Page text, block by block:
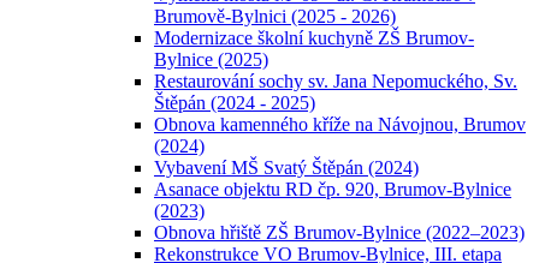
Brumově-Bylnici (2025 - 2026)
Modernizace školní kuchyně ZŠ Brumov-
Bylnice (2025)
Restaurování sochy sv. Jana Nepomuckého, Sv.
Štěpán (2024 - 2025)
Obnova kamenného kříže na Návojnou, Brumov
(2024)
Vybavení MŠ Svatý Štěpán (2024)
Asanace objektu RD čp. 920, Brumov-Bylnice
(2023)
Obnova hřiště ZŠ Brumov-Bylnice (2022–2023)
Rekonstrukce VO Brumov-Bylnice, III. etapa